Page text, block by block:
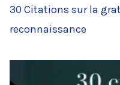
30 Citations sur la
reconnaissance